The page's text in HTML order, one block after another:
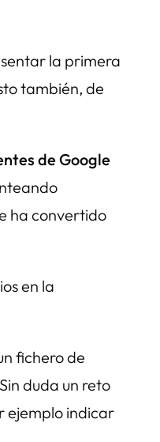
la primera
también, de
de Google
ha convertido
en la
fichero de
duda un reto
ejemplo indicar